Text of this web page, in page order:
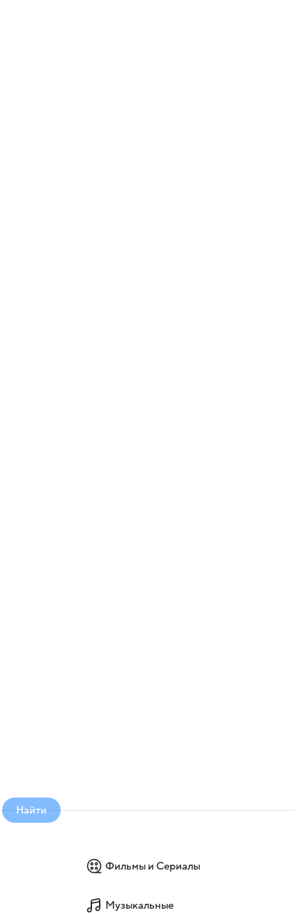
Найти
Фильмы и Сериалы
Музыкальные